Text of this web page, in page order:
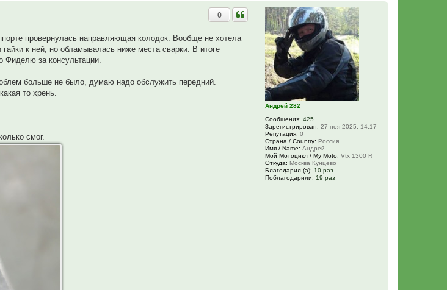
Андрей 282
Сообщения: 425
Зарегистрирован: 27 ноя 2025, 14:17
Репутация: 0
Страна / Country: Россия
Имя / Name: Андрей
Мой Мотоцикл / My Moto: Vtx 1300 R
Откуда: Москва Кунцево
Благодарил (а): 10 раз
Поблагодарили: 19 раз
0
провернулась направляющая колодок. Вообще не хотела
к ней, но обламывалась ниже места сварки. В итоге
Фиделю за консультации.
больше не было, думаю надо обслужить передний.
то хрень.
смог.